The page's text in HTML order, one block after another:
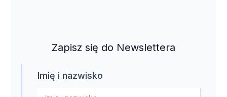
Zapisz się do Newslettera
Imię i nazwisko